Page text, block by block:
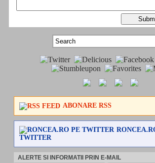
ABONARE RSS
TWITTER
ALERTE SI INFORMATII PRIN E-MAIL